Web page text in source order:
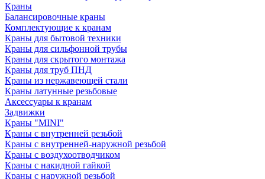
Краны
Балансировочные краны
Комплектующие к кранам
Краны для бытовой техники
Краны для сильфонной трубы
Краны для скрытого монтажа
Краны для труб ПНД
Краны из нержавеющей стали
Краны латунные резьбовые
Аксессуары к кранам
Задвижки
Краны "MINI"
Краны с внутренней резьбой
Краны с внутренней-наружной резьбой
Краны с воздухоотводчиком
Краны с накидной гайкой
Краны с наружной резьбой